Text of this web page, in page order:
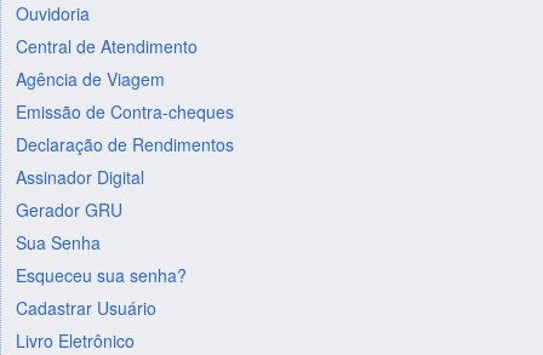
Ouvidoria
Central de Atendimento
Agência de Viagem
Emissão de Contra-cheques
Declaração de Rendimentos
Assinador Digital
Gerador GRU
Sua Senha
Esqueceu sua senha?
Cadastrar Usuário
Livro Eletrônico